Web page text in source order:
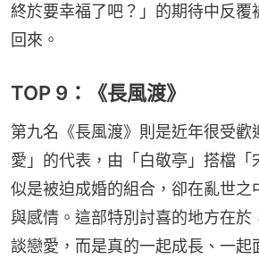
終於要幸福了吧？」的期待中反覆
回來。
TOP 9：《長風渡》
第九名《長風渡》則是近年很受歡
愛」的代表，由「白敬亭」搭檔「
似是被迫成婚的組合，卻在亂世之
與感情。這部特別討喜的地方在於
談戀愛，而是真的一起成長、一起